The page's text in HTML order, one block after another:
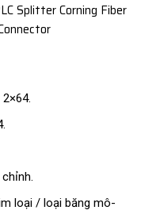
Splitter Corning Fiber
loại / loại băng mô-